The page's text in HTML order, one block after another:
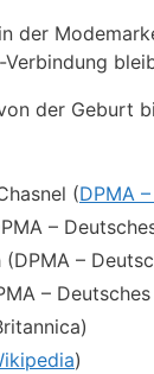
der
der Geburt
(DPMA
–
(DPMA –
–
)